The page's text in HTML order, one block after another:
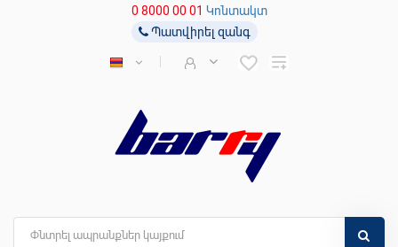
0 8000 00 01 Կոնտակտ
Պատվիրել զանգ